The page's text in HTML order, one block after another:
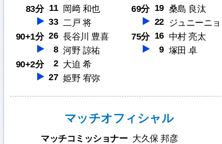
83分 11
岡﨑 和也
33 二戸 将
90+1分 26 長谷川 豊喜
8 河野 諒祐
90+2分
2 大迫 希
27 姫野 宥弥
69分 19 桑島 良汰
22
ジュニーニョ
75分 16 中村 亮太
9 塚田 卓
マッチオフィシャル
マッチコミッショナー 大久保 邦彦